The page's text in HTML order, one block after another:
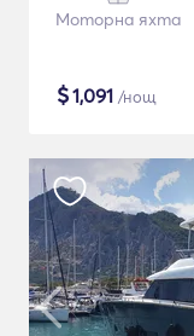
Моторна яхта
$1,091 /нощ